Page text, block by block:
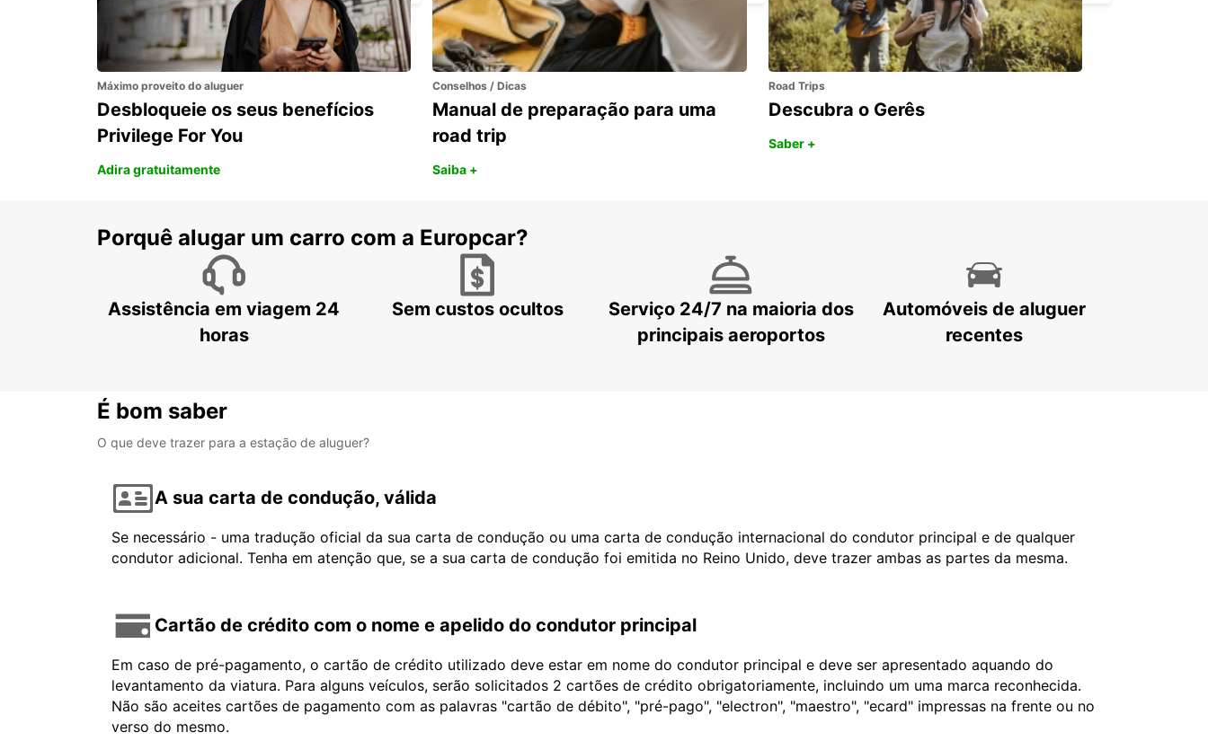
Máximo proveito do aluguer
Desbloqueie os seus benefícios
Privilege For You
Adira gratuitamente
Conselhos / Dicas
Manual de preparação para uma
road trip
Saiba +
Road Trips
Descubra o Gerês
Saber +
Porquê alugar um carro com a Europcar?
Assistência em viagem 24
horas
Sem custos ocultos
Serviço 24/7 na maioria dos
principais aeroportos
Automóveis de aluguer
recentes
É bom saber
O que deve trazer para a estação de aluguer?
A sua carta de condução, válida
Se necessário - uma tradução oficial da sua carta de condução ou uma carta de condução internacional do condutor principal e de qualquer
condutor adicional. Tenha em atenção que, se a sua carta de condução foi emitida no Reino Unido, deve trazer ambas as partes da mesma.
Cartão de crédito com o nome e apelido do condutor principal
Em caso de pré-pagamento, o cartão de crédito utilizado deve estar em nome do condutor principal e deve ser apresentado aquando do
levantamento da viatura. Para alguns veículos, serão solicitados 2 cartões de crédito obrigatoriamente, incluindo um uma marca reconhecida.
Não são aceites cartões de pagamento com as palavras "cartão de débito", "pré-pago", "electron", "maestro", "ecard" impressas na frente ou no
verso do mesmo.